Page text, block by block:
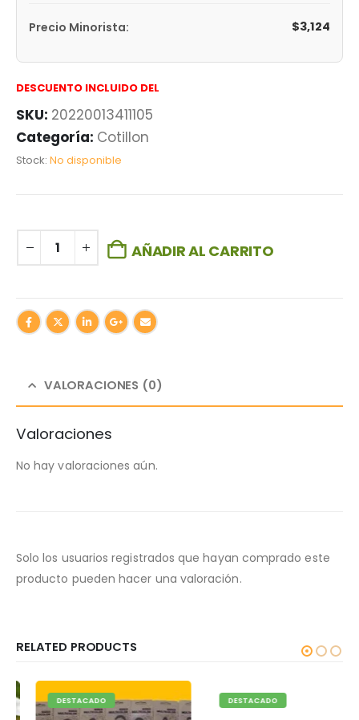
Precio Minorista: $3,124
DESCUENTO INCLUIDO DEL
SKU: 20220013411105
Categoría: Cotillon
Stock: No disponible
AÑADIR AL CARRITO
VALORACIONES (0)
Valoraciones
No hay valoraciones aún.
Solo los usuarios registrados que hayan comprado este
producto pueden hacer una valoración.
RELATED PRODUCTS
DESTACADO DESTACADO